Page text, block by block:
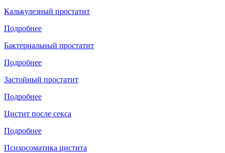
Калькулезный простатит
Подробнее
Бактериальный простатит
Подробнее
Застойный простатит
Подробнее
Цистит после секса
Подробнее
Психосоматика цистита